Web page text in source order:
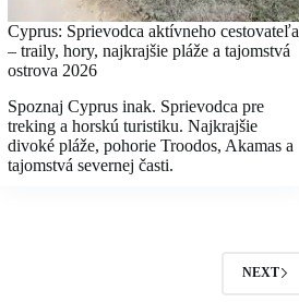
Cyprus: Sprievodca aktívneho cestovateľa
– traily, hory, najkrajšie pláže a tajomstvá
ostrova 2026
Spoznaj Cyprus inak. Sprievodca pre
treking a horskú turistiku. Najkrajšie
divoké pláže, pohorie Troodos, Akamas a
tajomstvá severnej časti.
NEXT